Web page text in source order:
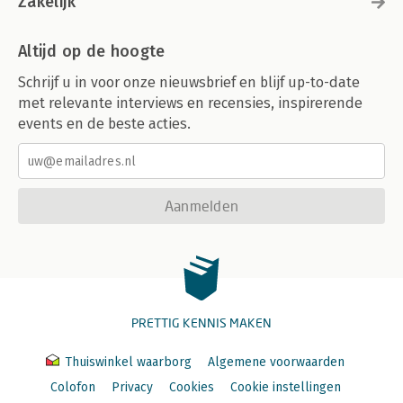
Altijd op de hoogte
Schrijf u in voor onze nieuwsbrief en blijf up-to-date
met relevante interviews en recensies, inspirerende
events en de beste acties.
Aanmelden
PRETTIG KENNIS MAKEN
Thuiswinkel waarborg
Algemene voorwaarden
Colofon
Privacy Cookies Cookie instellingen